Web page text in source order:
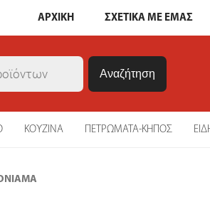
ΑΡΧΙΚΗ ΣΧΕΤΙΚΑ ΜΕ ΕΜΑΣ
search
ΚΟΥΖΙΝΑ ΠΕΤΡΩΜΑΤΑ-ΚΗΠΟΣ